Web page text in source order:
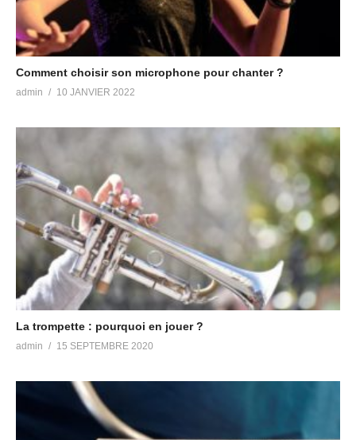
Comment choisir son microphone pour chanter ?
admin 10 JANVIER 2022
La trompette : pourquoi en jouer ?
admin 15 SEPTEMBRE 2020